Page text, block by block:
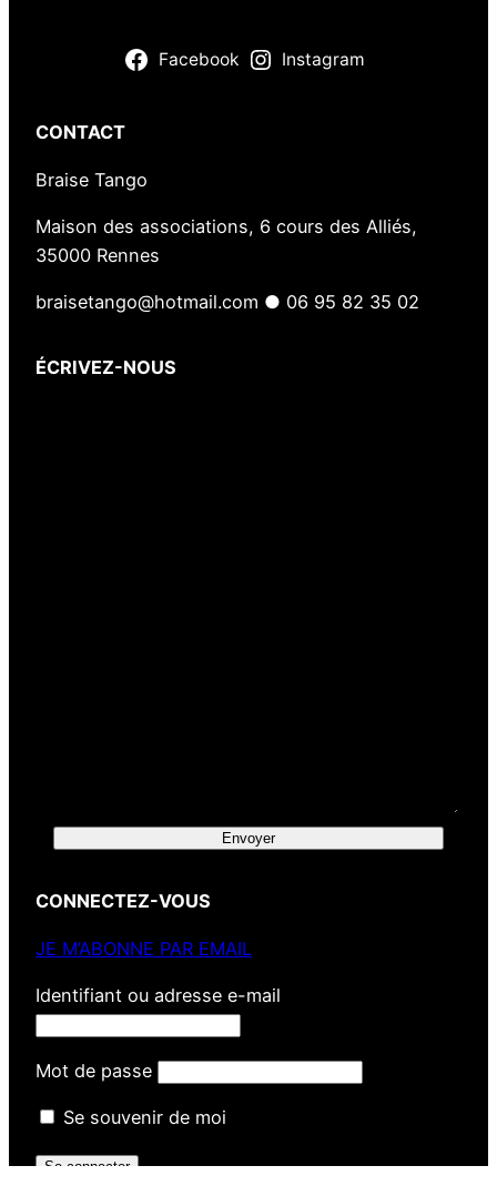
Facebook Instagram
CONTACT
Braise Tango
Maison des associations, 6 cours des Alliés,
35000 Rennes
braisetango@hotmail.com ● 06 95 82 35 02
ÉCRIVEZ-NOUS
Envoyer
CONNECTEZ-VOUS
JE M’ABONNE PAR EMAIL
Identifiant ou adresse e-mail
Mot de passe
Se souvenir de moi